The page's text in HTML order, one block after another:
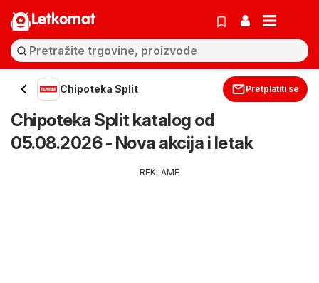
Letkomat
Chipoteka Split Pretplatiti se
Chipoteka Split katalog od
05.08.2026 - Nova akcija i letak
REKLAME